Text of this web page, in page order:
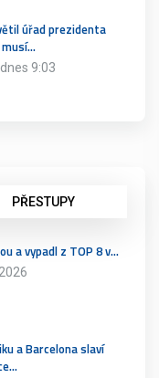
úřad prezidenta
musí…
dnes 9:03
PŘESTUPY
a vypadl z TOP 8 v…
a Barcelona slaví